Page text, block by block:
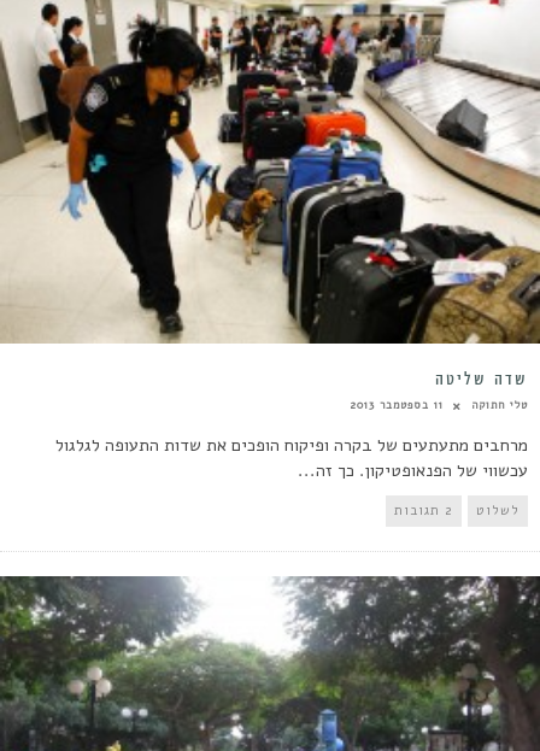
שדה שליטה
טלי חתוקה 11 בספטמבר 2013
מרחבים מתעתעים של בקרה ופיקוח הופכים את שדות התעופה לגלגול
עכשווי של הפנאופטיקון. כך זה...
לשלוט 2 תגובות